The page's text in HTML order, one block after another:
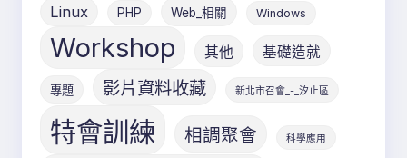
Linux PHP Web_相關 Windows
Workshop 其他 基礎造就
專題 影片資料收藏 新北市召會_-_汐止區
特會訓練 相調聚會 科學應用